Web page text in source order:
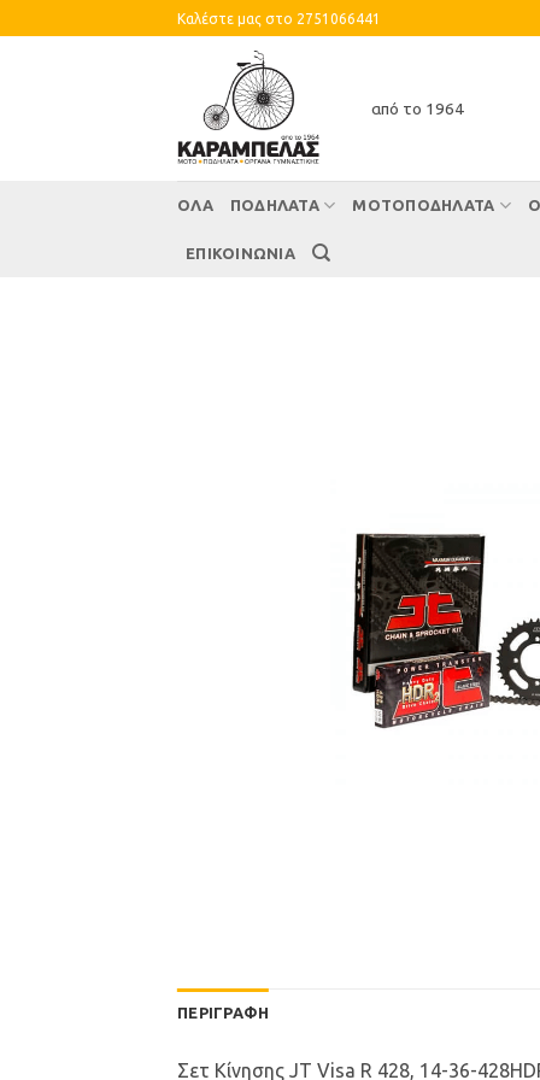
to
Καλέστε μας στο 2751066441
από το 1964
ΌΛΑ ΠΟΔΗΛΑΤΑ ΜΟΤΟΠΟΔΗΛΑΤΑ
ΕΠΙΚΟΙΝΩΝΙΑ
ΠΕΡΙΓΡΑΦΉ
Σετ Κίνησης JT Visa R 428, 14-36-